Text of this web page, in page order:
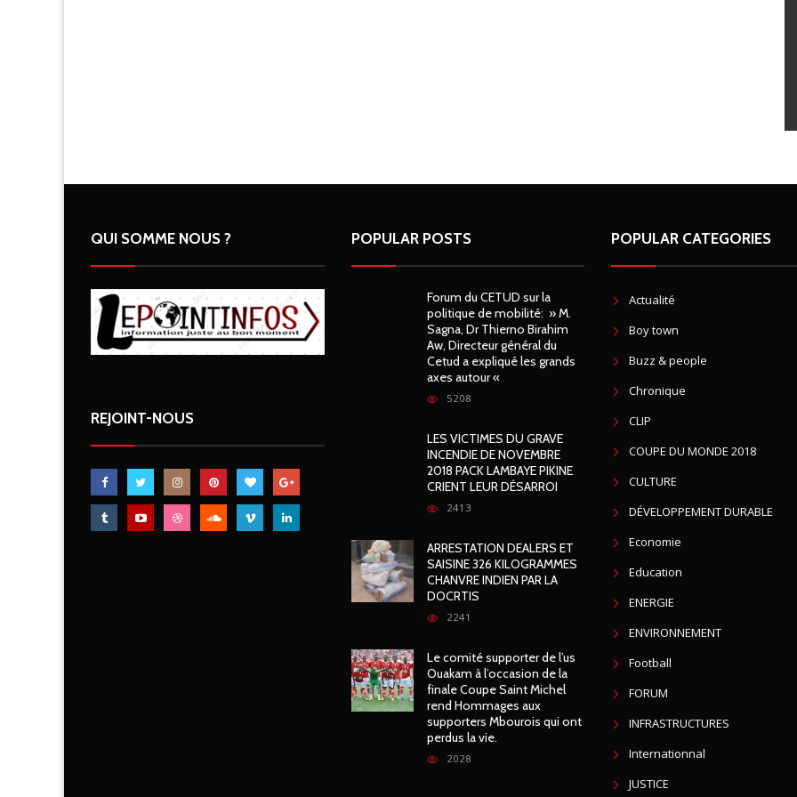
QUI SOMME NOUS ?
REJOINT-NOUS
POPULAR POSTS
Forum du CETUD sur la
politique de mobilité: » M.
Sagna, Dr Thierno Birahim
Aw, Directeur général du
Cetud a expliqué les grands
axes autour «
5208
LES VICTIMES DU GRAVE
INCENDIE DE NOVEMBRE
2018 PACK LAMBAYE PIKINE
CRIENT LEUR DÉSARROI
2413
ARRESTATION DEALERS ET
SAISINE 326 KILOGRAMMES
CHANVRE INDIEN PAR LA
DOCRTIS
2241
Le comité supporter de l’us
Ouakam à l’occasion de la
finale Coupe Saint Michel
rend Hommages aux
supporters Mbourois qui ont
perdus la vie.
2028
POPULAR CATEGORIES
Actualité
Boy town
Buzz & people
Chronique
CLIP
COUPE DU MONDE 2018
CULTURE
DÉVELOPPEMENT DURABLE
Economie
Education
ENERGIE
ENVIRONNEMENT
Football
FORUM
INFRASTRUCTURES
Internationnal
JUSTICE